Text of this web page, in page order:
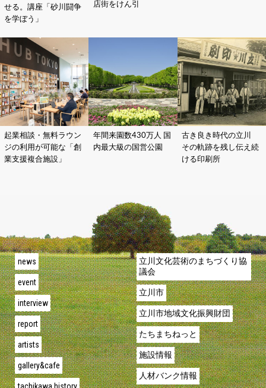
せる。講座「砂川闘争
を学ぼう」
店街をけん引
起業相談・無料ラウン
ジの利用が可能な「創
業支援複合施設」
年間来園数430万人 国
内最大級の国営公園
古き良き時代の立川
その軌跡を残し伝え続
ける印刷所
news
event
interview
report
artists
gallery&cafe
立川文化芸術のまちづくり協
議会
立川市
立川市地域文化振興財団
たちまちねっと
施設情報
人材バンク情報